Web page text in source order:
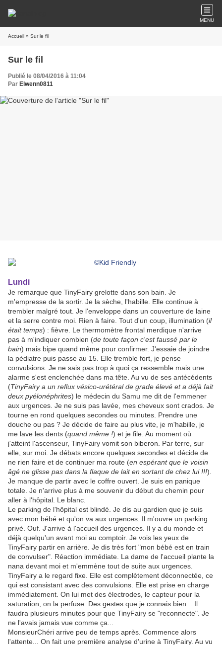
MENU
Accueil » Sur le fil
Sur le fil
Publié le 08/04/2016 à 11:04
Par Elwenn0811
Lundi
Je remarque que TinyFairy grelotte dans son bain. Je
m'empresse de la sortir. Je la sèche, l'habille. Elle continue à
trembler malgré tout. Je l'enveloppe dans un couverture de laine
et la serre contre moi. Rien à faire. Tout d'un coup, illumination (il
était temps) : fièvre. Le thermomètre frontal merdique n'arrive
pas à m'indiquer combien (de toute façon c'est faussé par le
bain) mais bipe quand même pour confirmer. J'essaie de joindre
la pédiatre puis passe au 15. Elle tremble fort, je pense
convulsions. Je ne sais pas trop à quoi ça ressemble mais une
alarme s'est enclenchée dans ma tête. Au vu de ses antécédents
(TinyFairy a un reflux vésico-urétéral de grade élevé et a déjà fait
deux pyélonéphrites) le médecin du Samu me dit de l'emmener
aux urgences. Je ne suis pas lavée, mes cheveux sont crados. Je
tourne en rond quelques secondes ou minutes. Prendre une
douche ou pas ? Je décide de faire au plus vite, je m'habille, je
me lave les dents (quand même !) et je file. Au moment où
j'atteint l'ascenseur, TinyFairy vomit son biberon. Par terre, sur
elle, sur moi. Je débats encore quelques secondes et décide de
ne rien faire et de continuer ma route (en espérant que le voisin
âgé ne glisse pas dans la flaque de lait en sortant de chez lui !!!).
Je manque de partir avec le coffre ouvert. Je suis en panique
totale. Je n'arrive plus à me souvenir du début du chemin pour
aller à l'hôpital. Le blanc.
Le parking de l'hôpital est blindé. Je dis au gardien que je suis
avec mon bébé et qu'on va aux urgences. Il m'ouvre un parking
privé. Ouf. J'arrive à l'accueil des urgences. Il y a du monde et
déjà quelqu'un avant moi au comptoir. Je vois les yeux de
TinyFairy partir en arrière. Je dis très fort "mon bébé est en train
de convulser". Réaction immédiate. La dame de l'accueil plante la
nana devant moi et m'emmène tout de suite aux urgences.
TinyFairy a le regard fixe. Elle est complètement déconnectée, ce
qui est consistant avec des convulsions. Elle est prise en charge
immédiatement. On lui met des électrodes, le capteur pour la
saturation, on la perfuse. Des gestes que je connais bien... Il
faudra plusieurs minutes pour que TinyFairy se "reconnecte". Je
ne l'avais jamais vue comme ça...
MonsieurChéri arrive peu de temps après. Commence alors
l'attente... On fait une première analyse d'urine à TinyFairy. Au vu